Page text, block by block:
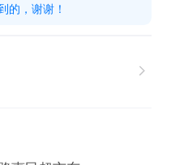
车辆，满足工作出行需
工作安排。
充满热情，有良好的服
的，谢谢！